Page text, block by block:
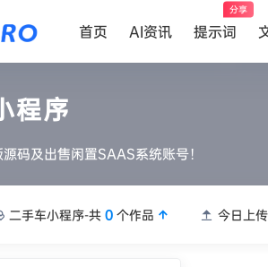
首页 AI资讯 提示词
分享
程序
码及出售闲置SAAS系统账号！
二手车小程序-共 0 个作品 今日上传